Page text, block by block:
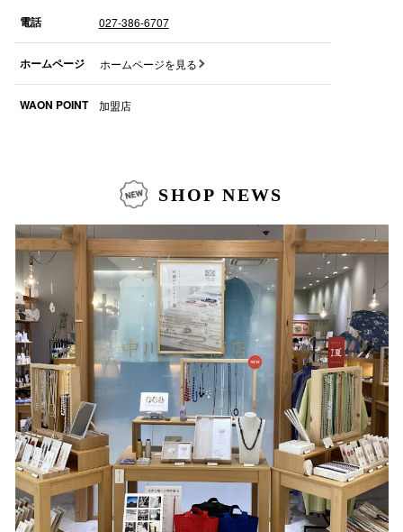
電話 027-386-6707
ホームページ ホームページを見る
WAON POINT 加盟店
SHOP NEWS
仙台フォ